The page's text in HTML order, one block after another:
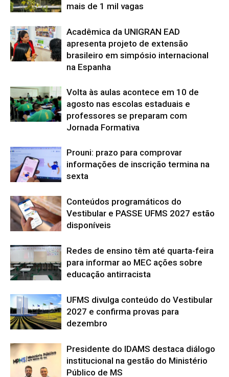
mais de 1 mil vagas
Acadêmica da UNIGRAN EAD
apresenta projeto de extensão
brasileiro em simpósio internacional
na Espanha
Volta às aulas acontece em 10 de
agosto nas escolas estaduais e
professores se preparam com
Jornada Formativa
Prouni: prazo para comprovar
informações de inscrição termina na
sexta
Conteúdos programáticos do
Vestibular e PASSE UFMS 2027 estão
disponíveis
Redes de ensino têm até quarta-feira
para informar ao MEC ações sobre
educação antirracista
UFMS divulga conteúdo do Vestibular
2027 e confirma provas para
dezembro
Presidente do IDAMS destaca diálogo
institucional na gestão do Ministério
Público de MS